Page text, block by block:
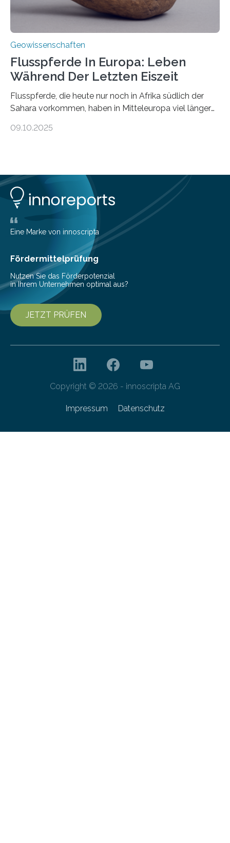
Geowissenschaften
Flusspferde In Europa: Leben
Während Der Letzten Eiszeit
Flusspferde, die heute nur noch in Afrika südlich der
Sahara vorkommen, haben in Mitteleuropa viel länger
Knochenfunden zeigen, dass Flusspferde noch vor
Universität Potsdam und die Reiss-Engelhorn-Museen
Mannheim mit dem Curt-Engelhorn-Zentrum
Archäometrie hat dazu eine Studie im Fachjournal
Current Biology veröffentlicht. Bisher ging man davon
aus, dass gewöhnliche Flusspferde (Hippopotamus
amphibius) in Mitteleuropa vor ungefähr…
09.10.2025
Eine Marke von innoscripta
Fördermittelprüfung
Nutzen Sie das Förderpotenzial
in Ihrem Unternehmen optimal aus?
JETZT PRÜFEN
Copyright © 2026 - innoscripta AG
Impressum Datenschutz